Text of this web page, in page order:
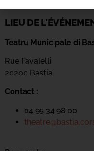
LIEU DE
Teatru Municipale di
Rue Favalelli
20200 Bastia
Contact :
04 95 34 98 00